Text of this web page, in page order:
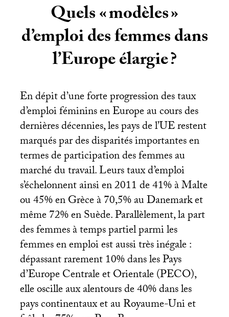
Quels «modèles»
d’emploi des femmes dans
l’Europe élargie?
En dépit d’une forte progression des taux
d’emploi féminins en Europe au cours des
dernières décennies, les pays de l’UErestent
marqués par des disparités importantes en
termes de participation des femmes au
marché du travail. Leurs taux d’emploi
s’échelonnent ainsi en 2011 de 41% à Malte
ou 45% en Grèce à 70,5% au Danemark et
même 72% en Suède. Parallèlement, la part
des femmes à temps partiel parmi les
femmes en emploi est aussi très inégale :
dépassant rarement 10% dans les Pays
d’Europe Centrale et Orientale (PECO),
elle oscille aux alentours de 40% dans les
pays continentaux et au Royaume-Uni et